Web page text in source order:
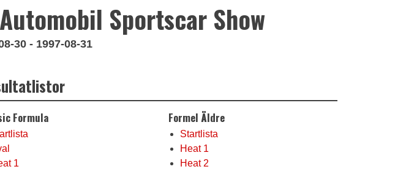
TÄVLINGAR
FÖRARE
KLUBBAR
KLASSER
BANOR
SERIER
KOMPLETTERA
Sportscar Show
30 - 1997-08-31
Formula
1
Formel Äldre
Startlista
Heat 1
Heat 2